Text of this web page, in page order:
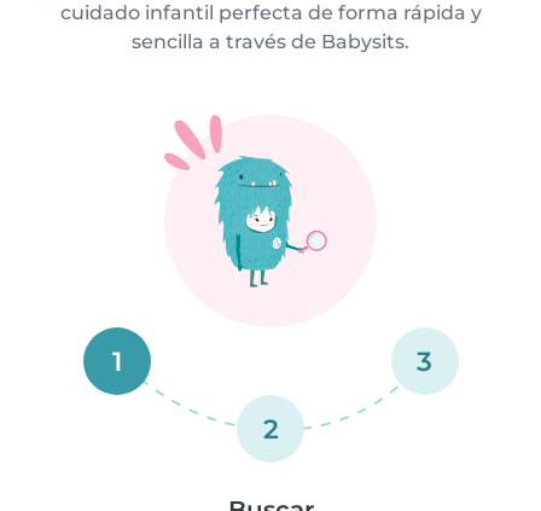
cuidado infantil perfecta de forma rápida y
sencilla a través de Babysits.
1
2
3